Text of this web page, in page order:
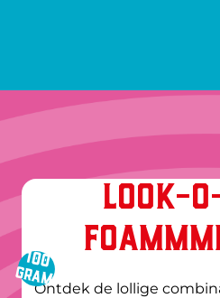
100
gram
LOOK-
Ontdek de lollige